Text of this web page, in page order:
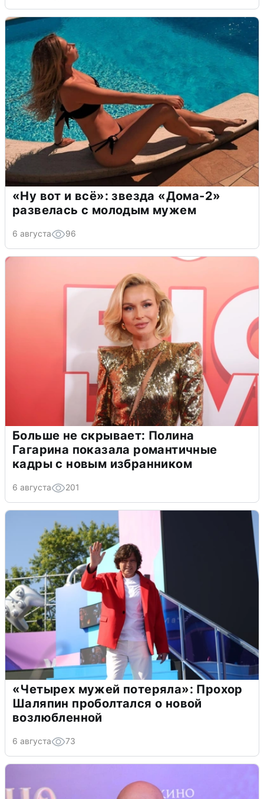
«Ну вот и всё»: звезда «Дома-2»
развелась с молодым мужем
6 августа 96
Больше не скрывает: Полина
Гагарина показала романтичные
кадры с новым избранником
6 августа 201
«Четырех мужей потеряла»: Прохор
Шаляпин проболтался о новой
возлюбленной
6 августа 73